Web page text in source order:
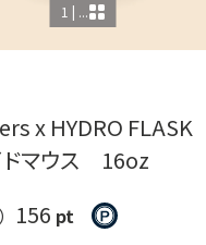
1 | ...
x HYDRO
マウス 16oz
156 pt